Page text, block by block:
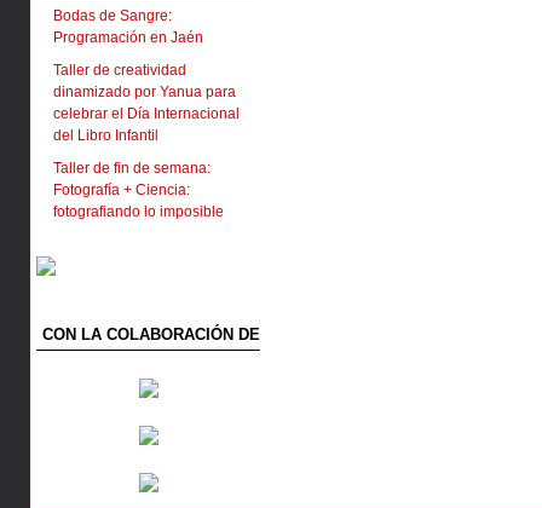
Bodas de Sangre:
Programación en Jaén
Taller de creatividad
dinamizado por Yanua para
celebrar el Día Internacional
del Libro Infantil
Taller de fin de semana:
Fotografía + Ciencia:
fotografiando lo imposible
CON LA COLABORACIÓN DE